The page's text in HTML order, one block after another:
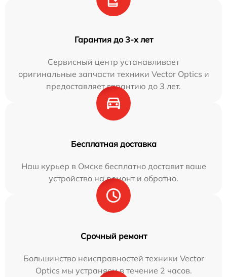
Гарантия до 3-х лет
Сервисный центр устанавливает
оригинальные запчасти техники Vector Optics и
предоставляет гарантию до 3 лет.
Бесплатная доставка
Наш курьер в Омске бесплатно доставит ваше
устройство на ремонт и обратно.
Срочный ремонт
Большинство неисправностей техники Vector
Optics мы устраняем в течение 2 часов.